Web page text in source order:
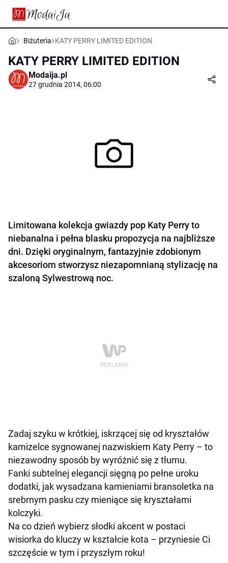
Biżuteria KATY PERRY LIMITED EDITION
KATY PERRY LIMITED EDITION
Modaija.pl
27 grudnia 2014, 06:00
Limitowana kolekcja gwiazdy pop Katy Perry to
niebanalna i pełna blasku propozycja na najbliższe
dni. Dzięki oryginalnym, fantazyjnie zdobionym
akcesoriom stworzysz niezapomnianą stylizację na
szaloną Sylwestrową noc.
Zadaj szyku w krótkiej, iskrzącej się od kryształów
kamizelce sygnowanej nazwiskiem Katy Perry – to
niezawodny sposób by wyróżnić się z tłumu.
Fanki subtelnej elegancji sięgną po pełne uroku
dodatki, jak wysadzana kamieniami bransoletka na
srebrnym pasku czy mieniące się kryształami
kolczyki.
Na co dzień wybierz słodki akcent w postaci
wisiorka do kluczy w kształcie kota – przyniesie Ci
szczęście w tym i przyszłym roku!